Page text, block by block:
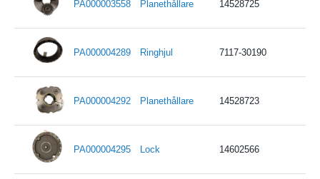
PA000003558 Planethållare 14528725
PA000004289 Ringhjul 7117-30190
PA000004292 Planethållare 14528723
PA000004295 Lock 14602566